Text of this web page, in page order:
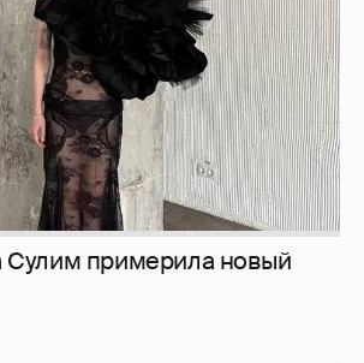
Сулим примерила новый